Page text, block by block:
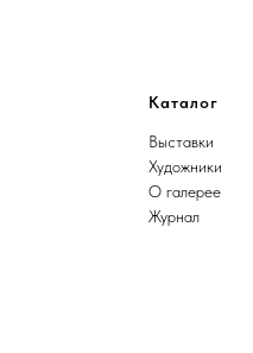
Каталог
Выставки
Художники
О галерее
Журнал